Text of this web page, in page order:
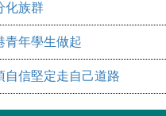
化族群
青年學生做起
自信堅定走自己道路